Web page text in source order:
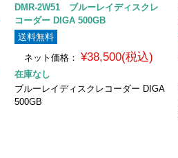
DMR-2W51 ブルーレイディスクレ
コーダー DIGA 500GB
送料無料
ネット価格：
¥38,500(税込)
在庫なし
ブルーレイディスクレコーダー DIGA
500GB